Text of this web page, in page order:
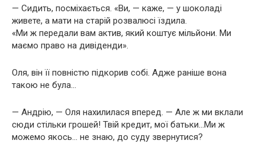
— Сидить, посміхається. «Ви, — каже, — у шоколаді
живете, а мати на старій розвалюсі їздила.
«Ми ж передали вам актив, який коштує мільйони. Ми
маємо право на дивіденди».
Оля, він її повністю підкорив собі. Адже раніше вона
такою не була…
— Андрію, — Оля нахилилася вперед. — Але ж ми вклали
сюди стільки грошей! Твій кредит, мої батьки…Ми ж
можемо якось… не знаю, до суду звернутися?